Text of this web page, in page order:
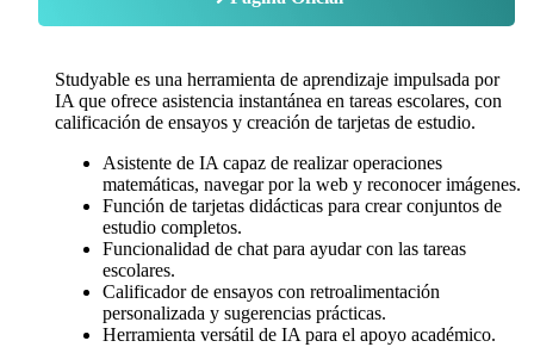
Studyable es una herramienta de aprendizaje impulsada por
IA que ofrece asistencia instantánea en tareas escolares, con
calificación de ensayos y creación de tarjetas de estudio.
Asistente de IA capaz de realizar operaciones
matemáticas, navegar por la web y reconocer imágenes.
Función de tarjetas didácticas para crear conjuntos de
estudio completos.
Funcionalidad de chat para ayudar con las tareas
escolares.
Calificador de ensayos con retroalimentación
personalizada y sugerencias prácticas.
Herramienta versátil de IA para el apoyo académico.